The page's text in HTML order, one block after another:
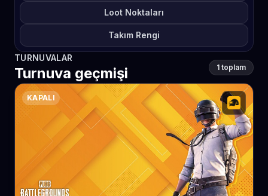
Loot Noktaları
Takım Rengi
TURNUVALAR
Turnuva geçmişi 1 toplam
KAPALI